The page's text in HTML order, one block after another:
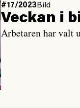
#17/2023 Bild
Veckan i
Arbetaren har valt